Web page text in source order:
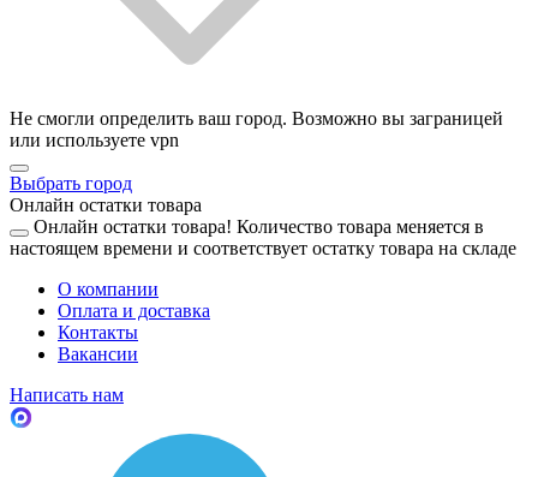
Не смогли определить ваш город. Возможно вы заграницей
или используете vpn
Выбрать город
Онлайн остатки товара
Онлайн остатки товара! Количество товара меняется в
настоящем времени и соответствует остатку товара на складе
О компании
Оплата и доставка
Контакты
Вакансии
Написать нам